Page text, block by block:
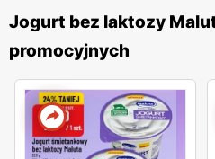
Jogurt bez laktozy
promocyjnych